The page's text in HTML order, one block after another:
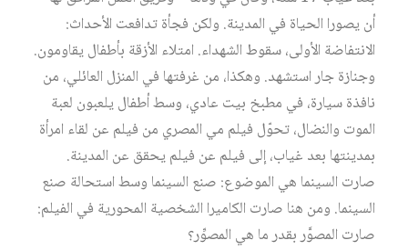
أن يصورا الحياة في المدينة. ولكن فجأة تدافعت الأحداث:
الانتفاضة الأولى، سقوط الشهداء. امتلاء الأزقة بأطفال يقاومون.
وجنازة جار استشهد. وهكذا، من غرفتها في المنزل العائلي، من
نافذة سيارة، في مطبخ بيت عادي، وسط أطفال يلعبون لعبة
الموت والنضال، تحوّل فيلم مي المصري من فيلم عن لقاء امرأة
بمدينتها بعد غياب، إلى فيلم عن فيلم يحقق عن المدينة.
صارت السينما هي الموضوع: صنع السينما وسط استحالة صنع
السينما. ومن هنا صارت الكاميرا الشخصية المحورية في الفيلم:
صارت المصوَّر بقدر ما هي المصوِّر؟